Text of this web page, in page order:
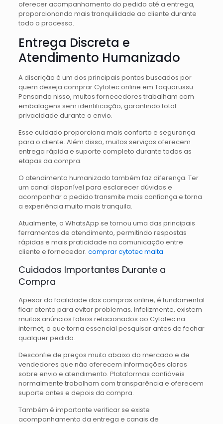
oferecer acompanhamento do pedido até a entrega,
proporcionando mais tranquilidade ao cliente durante
todo o processo.
Entrega Discreta e
Atendimento Humanizado
A discrição é um dos principais pontos buscados por
quem deseja comprar Cytotec online em Taquarussu.
Pensando nisso, muitos fornecedores trabalham com
embalagens sem identificação, garantindo total
privacidade durante o envio.
Esse cuidado proporciona mais conforto e segurança
para o cliente. Além disso, muitos serviços oferecem
entrega rápida e suporte completo durante todas as
etapas da compra.
O atendimento humanizado também faz diferença. Ter
um canal disponível para esclarecer dúvidas e
acompanhar o pedido transmite mais confiança e torna
a experiência muito mais tranquila.
Atualmente, o WhatsApp se tornou uma das principais
ferramentas de atendimento, permitindo respostas
rápidas e mais praticidade na comunicação entre
cliente e fornecedor. comprar cytotec malta
Cuidados Importantes Durante a
Compra
Apesar da facilidade das compras online, é fundamental
ficar atento para evitar problemas. Infelizmente, existem
muitos anúncios falsos relacionados ao Cytotec na
internet, o que torna essencial pesquisar antes de fechar
qualquer pedido.
Desconfie de preços muito abaixo do mercado e de
vendedores que não oferecem informações claras
sobre envio e atendimento. Plataformas confiáveis
normalmente trabalham com transparência e oferecem
suporte antes e depois da compra.
Também é importante verificar se existe
acompanhamento da entrega e canais de